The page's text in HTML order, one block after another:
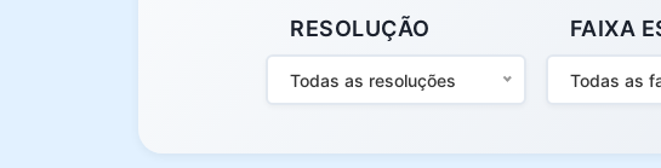
RESOLUÇÃO
Todas as resoluções
FAIXA
Todas as